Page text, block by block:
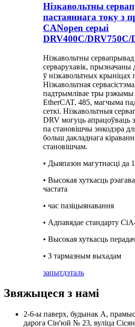
Нізкавольтны
пастаяннага току з
CANopen серыі
DRV400C/DRV750C/
Нізкавольтны
серварухавік,
ў нізкавольтных крыніцах
Нізкавольтная
падтрымлівае тры рэжымы
EtherCAT, 485, магчыма
сеткі. Нізкавольтныя
DRV могуць апрацоўваць
па становішчы энкодэра
больш дакладнага
становішчам.
• Дыяпазон магутнасці да
• Высокая хуткасць
частата
• час пазіцыянавання
• Адпавядае стандарту
• Высокая хуткасць
• З тармазным выхадам
запытдэталь
Звяжыцеся з намі
2-6-ы паверх, будынак А,
дарога Сін'юй № 23, вуліца